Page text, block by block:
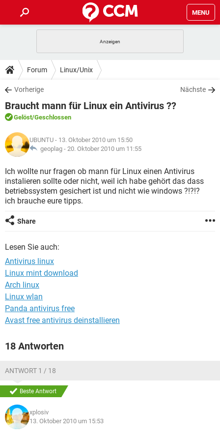
MENU
ANDROID
WINDOWS 10
WHATSAPP TIKTOK
FACEBOOK
TIPPS & TRICKS
SPIELE
WINDOWS 10
WHATSAPP
FACEBOOK HARDWARE
DOWNLOADS
SPIELE STREAMING
ANDROID
WINDOWS 10 INSTAGRAM
WHATSAPP
FACEBOOK HARDWARE
FORUM
SPIELE
ANDROID IOS
WHATSAPP TIKTOK
FACEBOOK
LEXIKON
SPIELE
ANDROID IOS
WINDOWS 10 INSTAGRAM
FACEBOOK
Forum Linux/Unix
Vorherige Nächste
Braucht mann für Linux ein Antivirus ??
Gelöst/Geschlossen
UBUNTU - 13. Oktober 2010 um 15:50
geoplag - 20. Oktober 2010 um 11:55
Ich wollte nur fragen ob mann für Linux einen Antivirus
instalieren sollte oder nicht, weil ich habe gehört das dass
betriebssystem gesichert ist und nicht wie windows ?!?!?
ich brauche eure tipps.
Share
Lesen Sie auch:
Antivirus linux
Linux mint download
Arch linux
Linux wlan
Panda antivirus free
Avast free antivirus deinstallieren
18 Antworten
ANTWORT 1 / 18
Beste Antwort
xplosiv
13. Oktober 2010 um 15:53